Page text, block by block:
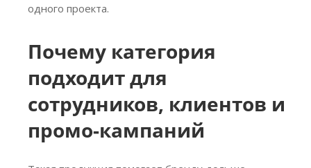
одного проекта.
Почему категория
подходит для
сотрудников, клиентов и
промо-кампаний